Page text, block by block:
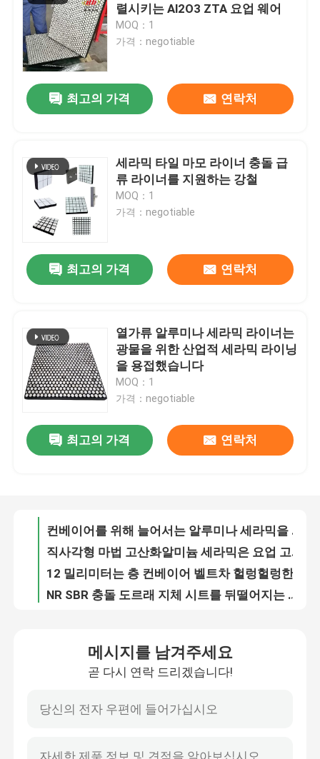
홈
제품 소개
동영상
공장 투어
품질 관리
요업 마모 라이너
알루미나 세라믹 라이너
렬시키는 Al2O3 ZTA 요업 웨어
MOQ：1
가격：negotiable
최고의 가격 연락처
세라믹 타일 마모 라이너 충돌 급
류 라이너를 지원하는 강철
MOQ：1
가격：negotiable
최고의 가격 연락처
열가류 알루미나 세라믹 라이너는
광물을 위한 산업적 세라믹 라이닝
을 용접했습니다
MOQ：1
가격：negotiable
최고의 가격 연락처
컨베이어 벨트차 드럼 하락 지체를 뒤떨어지는 구동 도르레 헤링본 무늬 충돌
NR SBR 충돌 도르래 지체 시트를 뒤떨어지는 95% 알루미나 세라믹 드럼
CN 결합층 컨베이어 드럼 지체를 뒤떨어지는 컨베이어 세라믹 고무
이원적 실 스커트 보드 라이닝 시트를 둘러싸는 캐스팅 폴리우레탄
메시지를 남겨주세요
곧 다시 연락 드리겠습니다!